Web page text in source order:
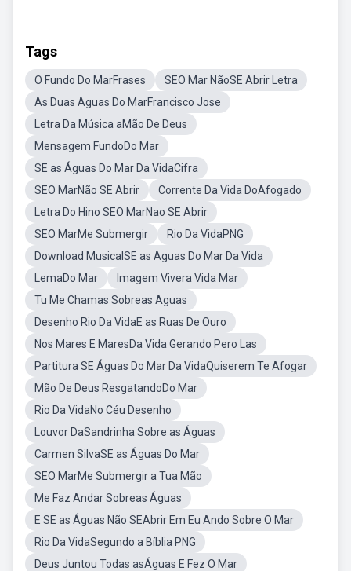
Tags
O Fundo Do MarFrases
SEO Mar NãoSE Abrir Letra
As Duas Aguas Do MarFrancisco Jose
Letra Da Música aMão De Deus
Mensagem FundoDo Mar
SE as Águas Do Mar Da VidaCifra
SEO MarNão SE Abrir
Corrente Da Vida DoAfogado
Letra Do Hino SEO MarNao SE Abrir
SEO MarMe Submergir
Rio Da VidaPNG
Download MusicalSE as Aguas Do Mar Da Vida
LemaDo Mar
Imagem Vivera Vida Mar
Tu Me Chamas Sobreas Aguas
Desenho Rio Da VidaE as Ruas De Ouro
Nos Mares E MaresDa Vida Gerando Pero Las
Partitura SE Águas Do Mar Da VidaQuiserem Te Afogar
Mão De Deus ResgatandoDo Mar
Rio Da VidaNo Céu Desenho
Louvor DaSandrinha Sobre as Águas
Carmen SilvaSE as Águas Do Mar
SEO MarMe Submergir a Tua Mão
Me Faz Andar Sobreas Águas
E SE as Águas Não SEAbrir Em Eu Ando Sobre O Mar
Rio Da VidaSegundo a Bíblia PNG
Deus Juntou Todas asÁguas E Fez O Mar